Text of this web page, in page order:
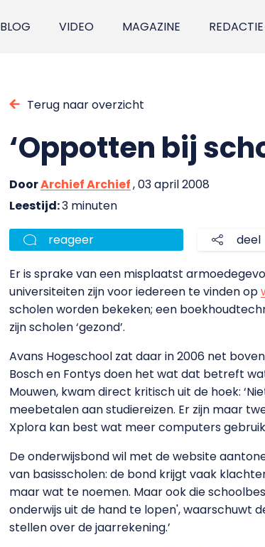
BLOG VIDEO MAGAZINE REDACTIE
Terug naar overzicht
‘Oppotten bij
DoorArchief Archief, 03 april 2008
Leestijd:3 minuten
reageer deel
Er is sprake van een misplaatst
universiteiten zijn voor iedereen te vinden op
scholen worden bekeken; een
zijn scholen ‘gezond’.
Avans Hogeschool zat daar in 2006 net
Bosch en Fontys doen het wat dat betreft
Mouwen, kwam direct kritisch uit de hoek:
meebetalen aan studiereizen. Er zijn maar
Xplora kan best wat meer computers
De onderwijsbond wil met de website
van basisscholen: de bond krijgt vaak
maar wat te noemen. Maar ook die
onderwijs uit de hand te lopen', waarschuwt
stellen over de jaarrekening.’